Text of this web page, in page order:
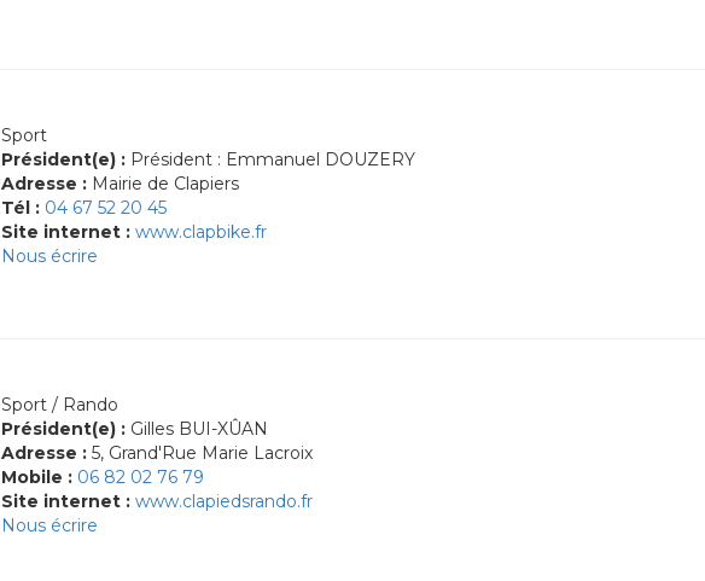
Sport
Président(e) : Président : Emmanuel DOUZERY
Adresse : Mairie de Clapiers
Tél : 04 67 52 20 45
Site internet : www.clapbike.fr
Nous écrire
Sport / Rando
Président(e) : Gilles BUI-XÛAN
Adresse : 5, Grand'Rue Marie Lacroix
Mobile : 06 82 02 76 79
Site internet : www.clapiedsrando.fr
Nous écrire